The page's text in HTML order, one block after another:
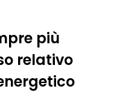
più
relativo